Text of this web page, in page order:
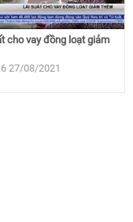
cho vay đồng loạt giảm
27/08/2021